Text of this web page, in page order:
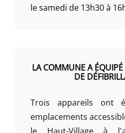
le samedi de 13h30 à
LA COMMUNE A ÉQUIPÉ
DE
Trois appareils ont
emplacements